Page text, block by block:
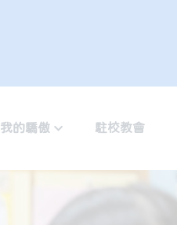
我的驕傲 駐校教會